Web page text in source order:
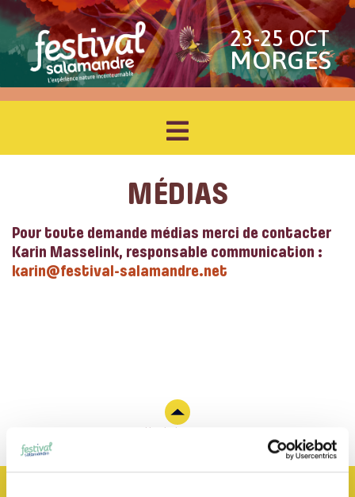
23-25 OCT
MORGES
MÉDIAS
Pour toute demande médias merci de contacter
Karin Masselink, responsable communication :
karin@festival-salamandre.net